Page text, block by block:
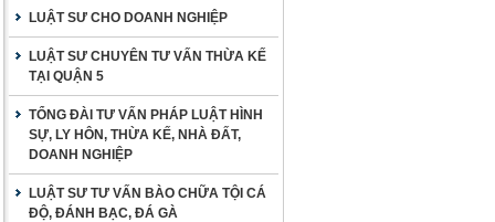
LUẬT SƯ CHO DOANH NGHIỆP
LUẬT SƯ CHUYÊN TƯ VẤN THỪA KẾ
TẠI QUẬN 5
TỔNG ĐÀI TƯ VẤN PHÁP LUẬT HÌNH
SỰ, LY HÔN, THỪA KẾ, NHÀ ĐẤT,
DOANH NGHIỆP
LUẬT SƯ TƯ VẤN BÀO CHỮA TỘI CÁ
ĐỘ, ĐÁNH BẠC, ĐÁ GÀ